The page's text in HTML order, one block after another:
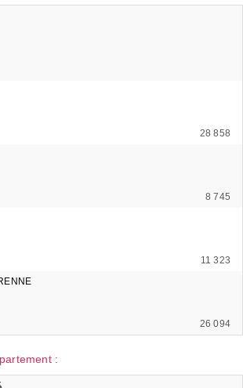
28 858
8 745
11 323
26 094
: